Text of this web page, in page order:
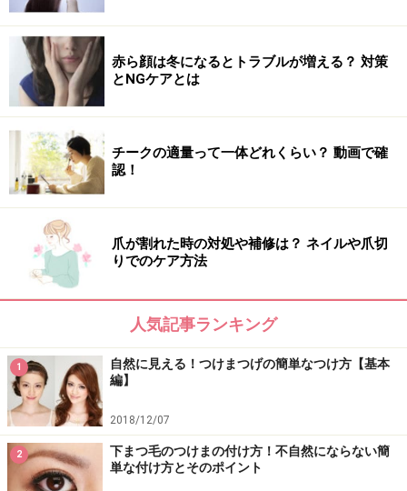
こうすると洗練されたイメージになり、黒目も大きく見
える効果があります。
6. まつ毛の根元からマスカラを塗る
コームタイプのマスカラがおススメ。
目を開けた時にまつ毛の生え際が見えてしまう奥二重さ
こうする事で、目の縦幅が広がり、目が丸く、大きく見
えます。
赤ら顔は冬になるとトラブルが増える？ 対策
とNGケアとは
チークの適量って一体どれくらい？ 動画で確
認！
爪が割れた時の対処や補修は？ ネイルや爪切
りでのケア方法
人気記事ランキング
1
自然に見える！つけまつげの簡単なつけ方【基本
編】
2018/12/07
2
下まつ毛のつけまの付け方！不自然にならない簡
単な付け方とそのポイント